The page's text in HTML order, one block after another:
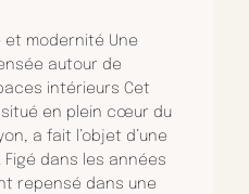
et modernité Une
autour de
intérieurs Cet
situé en plein cœur du
a fait l’objet d’une
dans les années
repensé dans une